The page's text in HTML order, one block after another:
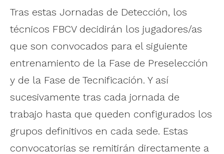
Tras estas Jornadas de Detección, los
técnicos FBCV decidirán los jugadores/as
que son convocados para el siguiente
entrenamiento de la Fase de Preselección
y de la Fase de Tecnificación. Y así
sucesivamente tras cada jornada de
trabajo hasta que queden configurados los
grupos definitivos en cada sede. Estas
convocatorias se remitirán directamente a